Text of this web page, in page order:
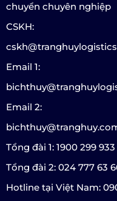
chuyển chuyên nghiệp
CSKH:
Email 1:
Email 2:
Tổng đài 1: 1900 299 933
Tổng đài 2: 024 777 63
Hotline tại Việt Nam: